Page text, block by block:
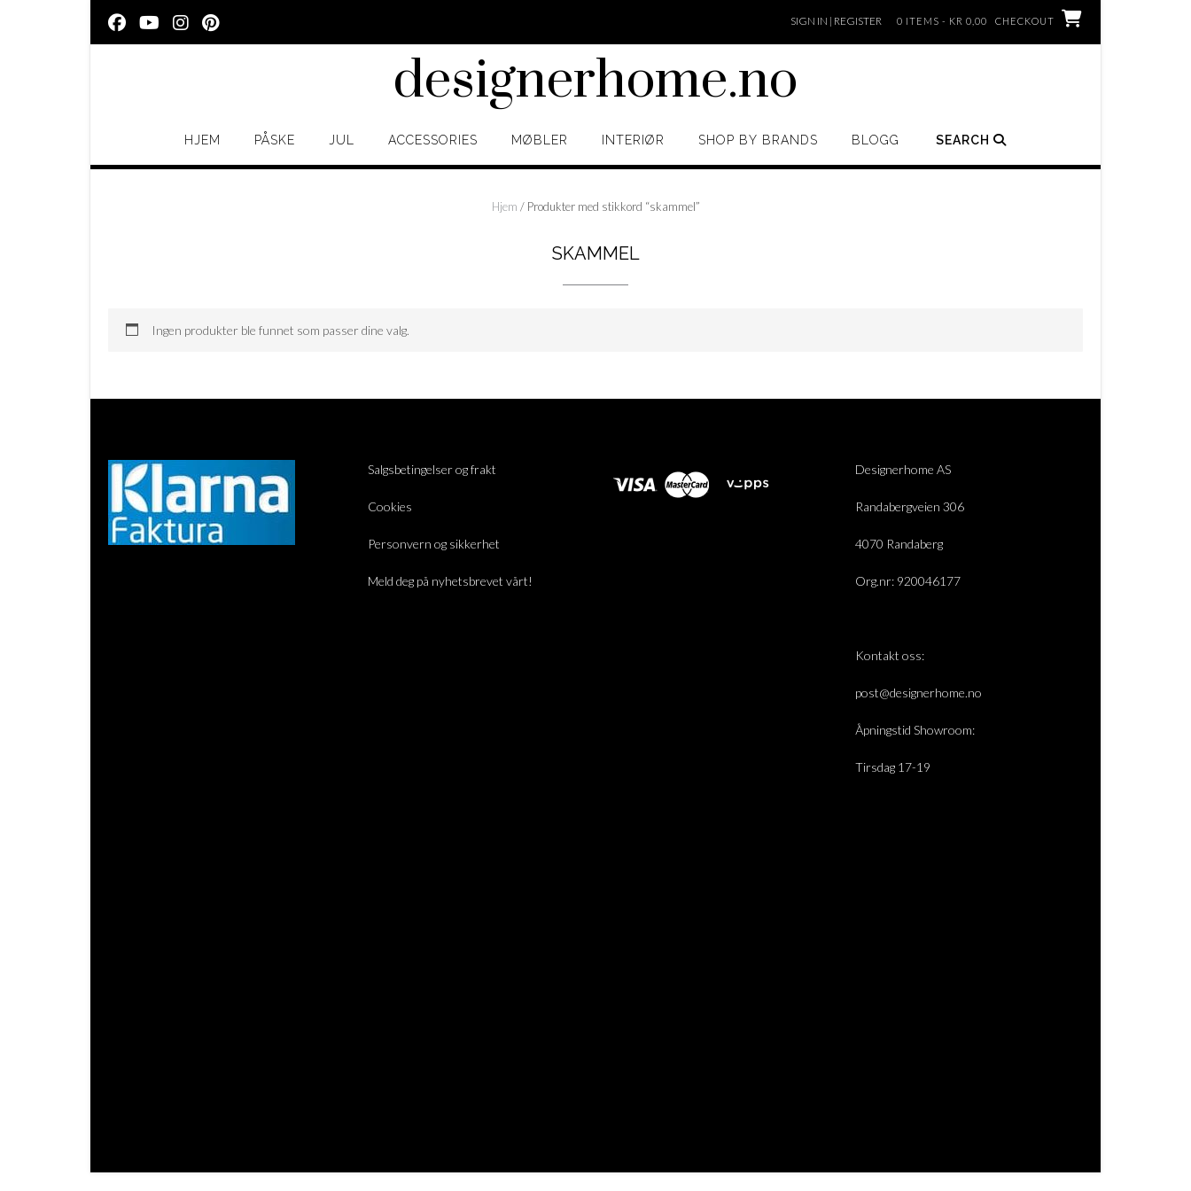
SIGN IN | REGISTER 0 ITEMS - KR 0,00 CHECKOUT
designerhome.no
HJEM PÅSKE JUL ACCESSORIES MØBLER INTERIØR SHOP BY BRANDS BLOGG SEARCH
Hjem / Produkter med stikkord “skammel”
SKAMMEL
Ingen produkter ble funnet som passer dine valg.
Salgsbetingelser og frakt
Cookies
Personvern og sikkerhet
Meld deg på nyhetsbrevet vårt!
Designerhome AS
Randabergveien 306
4070 Randaberg
Org.nr: 920046177
Kontakt oss:
post@designerhome.no
Åpningstid Showroom:
Tirsdag 17-19